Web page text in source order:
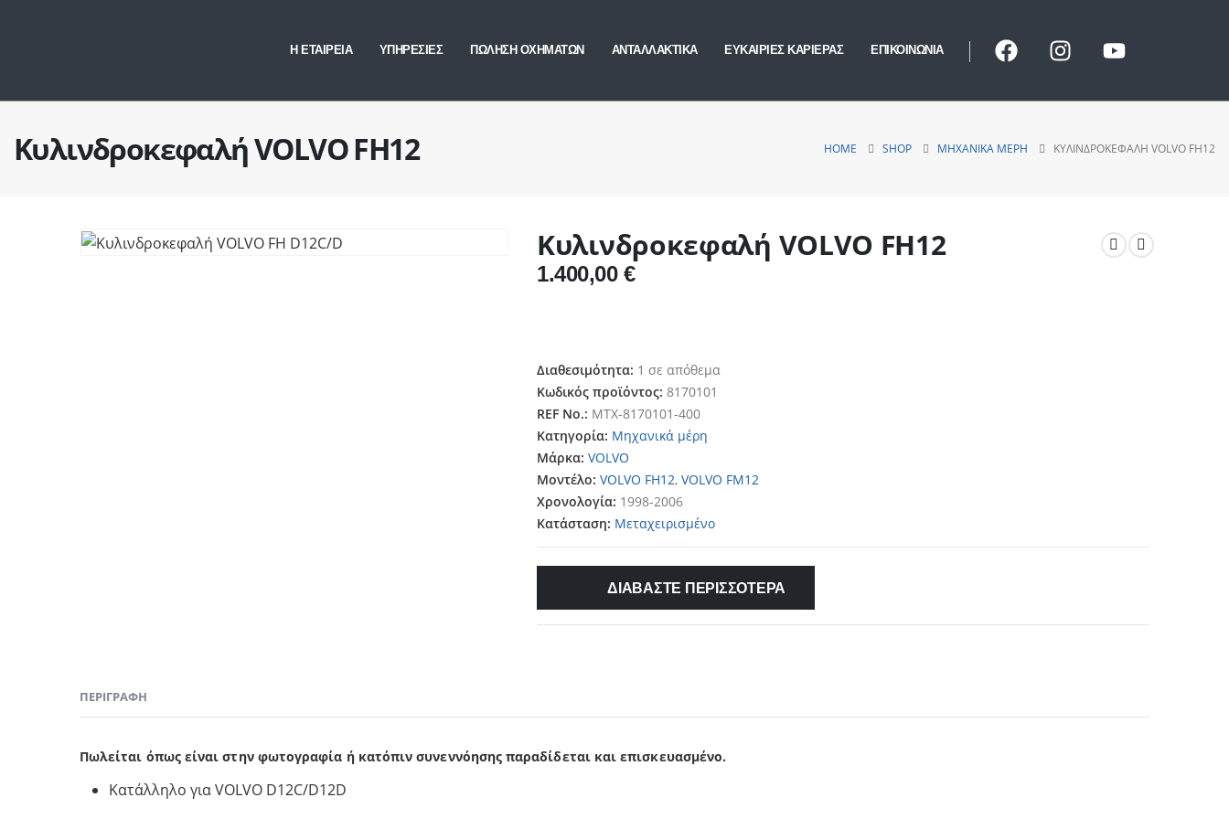
Η ΕΤΑΙΡΕΙΑ ΥΠΗΡΕΣΙΕΣ ΠΩΛΗΣΗ ΟΧΗΜΑΤΩΝ ΑΝΤΑΛΛΑΚΤΙΚΑ ΕΥΚΑΙΡΙΕΣ ΚΑΡΙΕΡΑΣ ΕΠΙΚΟΙΝΩΝΙΑ
Κυλινδροκεφαλή VOLVO FH12 HOME SHOP ΜΗΧΑΝΙΚΆ ΜΈΡΗ ΚΥΛΙΝΔΡΟΚΕΦΑΛΉ VOLVO FH12
Κυλινδροκεφαλή VOLVO FH12
1.400,00 €
Διαθεσιμότητα: 1 σε απόθεμα
Κωδικός προϊόντος: 8170101
REF No.: MTX-8170101-400
Κατηγορία: Μηχανικά μέρη
Μάρκα: VOLVO
Μοντέλο: VOLVO FH12, VOLVO FM12
Χρονολογία: 1998-2006
Κατάσταση: Μεταχειρισμένο
ΔΙΑΒΑΣΤΕ ΠΕΡΙΣΣΟΤΕΡΑ
ΠΕΡΙΓΡΑΦΉ
Πωλείται όπως είναι στην φωτογραφία ή κατόπιν συνεννόησης παραδίδεται και επισκευασμένο.
Κατάλληλο για VOLVO D12C/D12D